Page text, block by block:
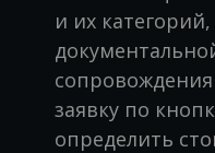
и их
заявку по
определить